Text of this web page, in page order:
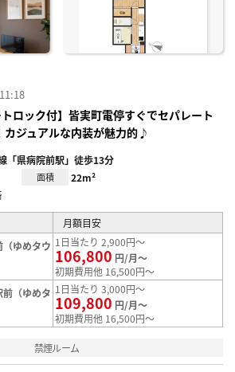
トロック付】皆実町電停すぐでセパレート
カジュアルな内装が魅力的♪
「県病院前駅」徒歩13分
面積 22m²
月額目安
ゆめタウ 1日当たり 2,900円～
106,800 円/月～
初期費用他 16,500円～
（ゆめタ 1日当たり 3,000円～
109,800 円/月～
初期費用他 16,500円～
禁煙ルーム